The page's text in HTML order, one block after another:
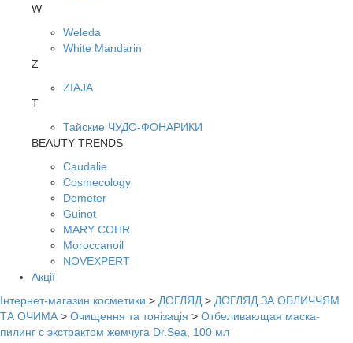
W
Weleda
White Mandarin
Z
ZIAJA
Т
Тайские ЧУДО-ФОНАРИКИ
BEAUTY TRENDS
Caudalie
Cosmecology
Demeter
Guinot
MARY COHR
Moroccanoil
NOVEXPERT
Акції
Інтернет-магазин косметики > ДОГЛЯД > ДОГЛЯД ЗА ОБЛИЧЧЯМ
ТА ОЧИМА > Очищення та тонізація > Отбеливающая маска-
пилинг с экстрактом жемчуга Dr.Sea, 100 мл